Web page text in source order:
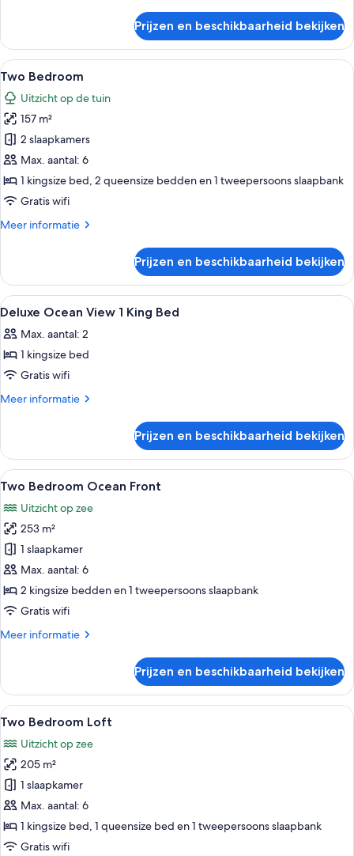
Bedroom
Prijzen en beschikbaarheid bekijken
Alle
foto's
voor
Two
Bedroom
laden
Hotelkamer met een bed, een
12
Two Bedroom
Uitzicht op de tuin
157 m²
2 slaapkamers
Max. aantal: 6
1 kingsize bed, 2 queensize bedden en 1 tweepersoons slaapbank
Gratis wifi
Meer informatie
Meer
Bedroom
Prijzen en beschikbaarheid bekijken
Alle
foto's
voor
Deluxe
Ocean
View
Bed
laden
Hotelkamer met televisie, bureau,
2
Deluxe Ocean View 1 King Bed
Max. aantal: 2
1 kingsize bed
Gratis wifi
Meer informatie
Meer
Ocean
View
1
Bed
Prijzen en beschikbaarheid bekijken
Alle
foto's
voor
Two
Bedroom
Ocean
Front
laden
Een hotelkamer met een bed, twee
7
Two Bedroom Ocean Front
Uitzicht op zee
253 m²
1 slaapkamer
Max. aantal: 6
2 kingsize bedden en 1 tweepersoons slaapbank
Gratis wifi
Meer informatie
Meer
Bedroom
Ocean
Front
Prijzen en beschikbaarheid bekijken
Alle
foto's
voor
Two
Bedroom
Loft
laden
Een moderne slaapkamer met een
7
Two Bedroom Loft
Uitzicht op zee
205 m²
1 slaapkamer
Max. aantal: 6
1 kingsize bed, 1 queensize bed en 1 tweepersoons slaapbank
Gratis wifi